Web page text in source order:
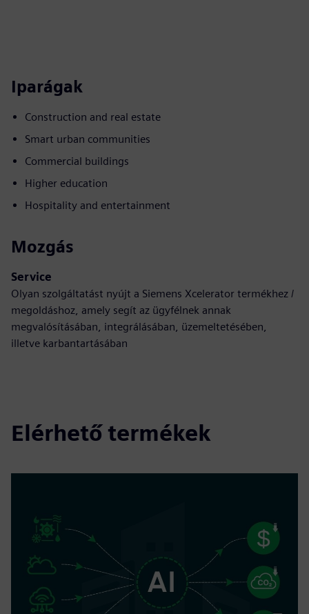
Iparágak
Construction and real estate
Smart urban communities
Commercial buildings
Higher education
Hospitality and entertainment
Mozgás
Service
Olyan szolgáltatást nyújt a Siemens Xcelerator termékhez /
megoldáshoz, amely segít az ügyfélnek annak
megvalósításában, integrálásában, üzemeltetésében,
illetve karbantartásában
Elérhető termékek